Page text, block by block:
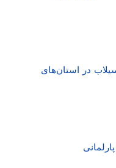
در استان‌های